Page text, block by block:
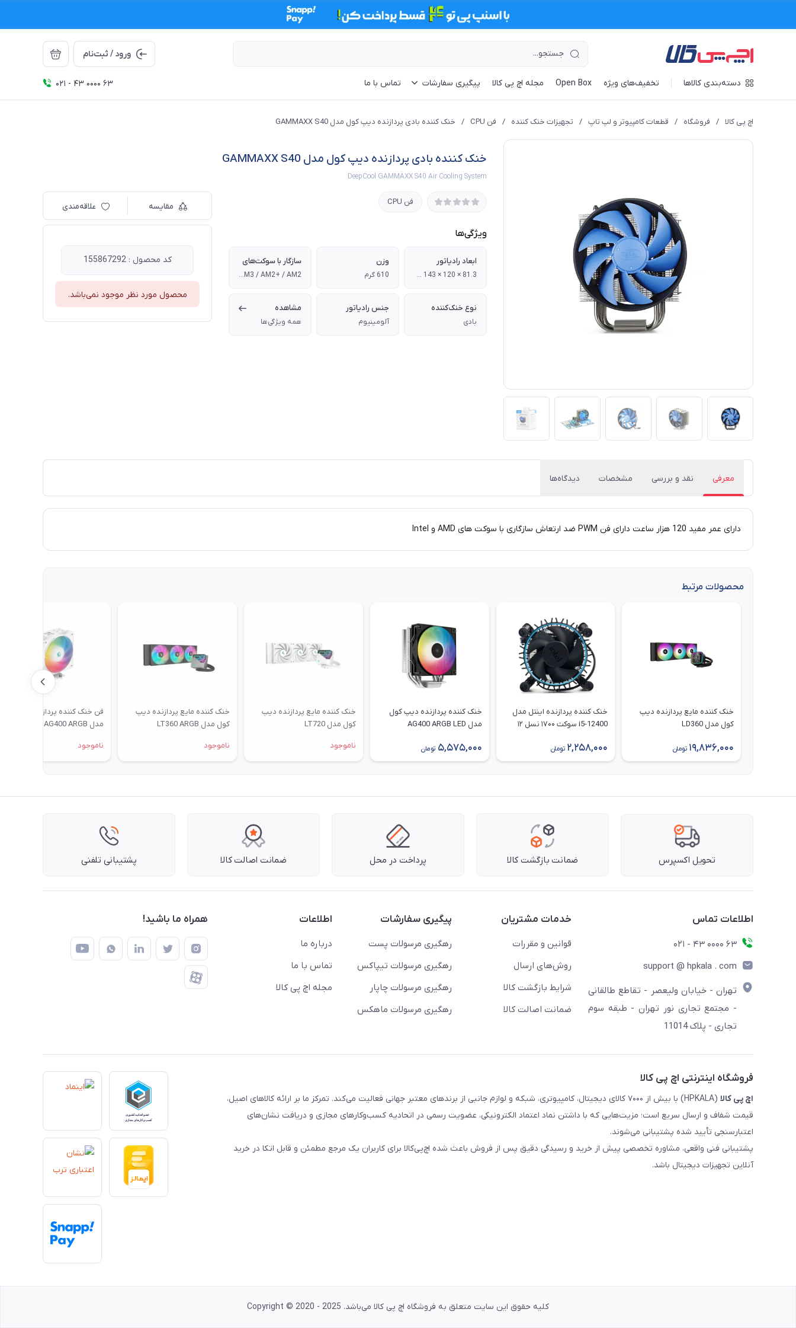
ورود / ثبت‌نام
دسته‌بندی کالاها تخفیف‌های ویژه Open Box مجله اچ پی کالا پیگیری سفارشات تماس با ما 021 - 43 0000 63
اچ پی کالا / فروشگاه / قطعات کامپیوتر و لپ تاپ / تجهیزات خنک کننده / فن CPU / خنک کننده بادی پردازنده دیپ کول مدل GAMMAXX S40
خنک کننده بادی پردازنده دیپ کول مدل GAMMAXX S40
DeepCool GAMMAXX S40 Air Cooling System
فن CPU
ویژگی‌ها
ابعاد رادیاتور
81.3 × 120 × 143 میلی‌ متر
وزن
610 گرم
سازگار با سوکت‌های
INTEL LGA2011-v3 / LGA2011 / LGA1366 / LGA1156 / LGA1155 / LGA1150 / LGA1151 / LGA775 ، AMD FM2+ / FM2 / FM1 / AM3+ / AM3 / AM2+ / AM2
نوع خنک‌کننده
بادی
جنس رادیاتور
آلومینیوم
مشاهده
همه ویژگی‌ها
مقایسه علاقه‌مندی
کد محصول : 155867292
محصول مورد نظر موجود نمی‌باشد.
معرفی نقد و بررسی مشخصات دیدگاه‌ها
دارای عمر مفید 120 هزار ساعت دارای فن PWM ضد ارتعاش سازگاری با سوکت های AMD و Intel
محصولات مرتبط
خنک کننده مایع پردازنده دیپ
کول مدل LD360
19,836,000 تومان
خنک کننده پردازنده اینتل مدل
i5-12400 سوکت ۱۷۰۰ نسل ۱۲
2,258,000 تومان
خنک کننده پردازنده دیپ کول
مدل AG400 ARGB LED
5,575,000 تومان
خنک کننده مایع پردازنده دیپ
کول مدل LT720
ناموجود
خنک کننده مایع پردازنده دیپ
کول مدل LT360 ARGB
ناموجود
فن خنک کننده پردازنده دیپ کول
مدل AG400 ARGB
ناموجود
تحویل اکسپرس ضمانت بازگشت کالا پرداخت در محل ضمانت اصالت کالا پشتیبانی تلفنی
اطلاعات تماس
63 0000 43 - 021
support @ hpkala . com
تهران - خیابان ولیعصر - تقاطع طالقانی
- مجتمع تجاری نور تهران - طبقه سوم
تجاری - پلاک 11014
خدمات مشتریان
قوانین و مقررات
روش‌های ارسال
شرایط بازگشت کالا
ضمانت اصالت کالا
پیگیری سفارشات
رهگیری مرسولات پست
رهگیری مرسولات تیپاکس
رهگیری مرسولات چاپار
رهگیری مرسولات ماهکس
اطلاعات
درباره ما
تماس با ما
مجله اچ پی کالا
همراه ما باشید!
فروشگاه اینترنتی اچ پی کالا
اچ‌ پی‌ کالا
(HPKALA) با بیش از ۷۰۰۰ کالای دیجیتال، کامپیوتری، شبکه و لوازم جانبی از برندهای معتبر جهانی فعالیت می‌کند. تمرکز ما بر ارائه کالاهای اصیل،
قیمت شفاف و ارسال سریع است؛ مزیت‌هایی که با داشتن نماد اعتماد الکترونیکی، عضویت رسمی در اتحادیه کسب‌وکارهای مجازی و دریافت نشان‌های
اعتبارسنجی تأیید شده پشتیبانی می‌شوند.
پشتیبانی فنی واقعی، مشاوره تخصصی پیش از خرید و رسیدگی دقیق پس از فروش باعث شده اچ‌پی‌کالا برای کاربران یک مرجع مطمئن و قابل اتکا در خرید
آنلاین تجهیزات دیجیتال باشد.
کلیه حقوق این سایت متعلق به فروشگاه اچ پی کالا می‌باشد. Copyright © 2020 - 2025